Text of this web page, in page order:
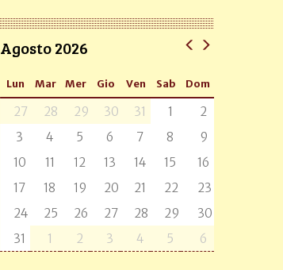
Agosto 2026
Lun Mar Mer Gio Ven Sab Dom
27 28 29 30 31 1
2
3
4 5 6 7 8
9
10
11 12 13 14 15
16
17
18 19 20 21 22
23
24
25 26 27 28 29
30
31
1 2 3 4 5 6